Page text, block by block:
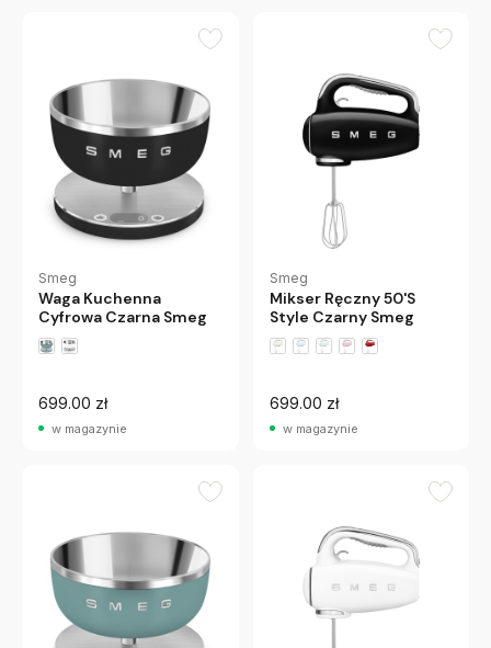
Smeg
Waga Kuchenna
Cyfrowa Czarna Smeg
699.00 zł
w magazynie
Smeg
Mikser Ręczny 50'S
Style Czarny Smeg
699.00 zł
w magazynie